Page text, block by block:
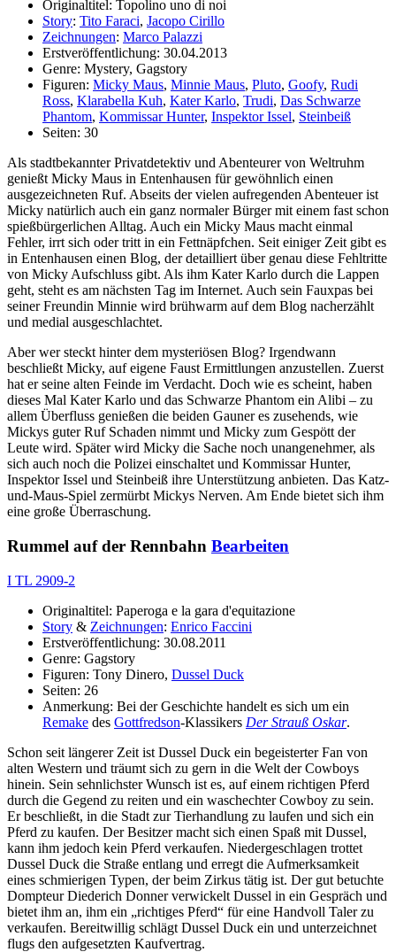
Originaltitel: Topolino uno di noi
Story: Tito Faraci, Jacopo Cirillo
Zeichnungen: Marco Palazzi
Erstveröffentlichung: 30.04.2013
Genre: Mystery, Gagstory
Figuren: Micky Maus, Minnie Maus, Pluto, Goofy, Rudi
Ross, Klarabella Kuh, Kater Karlo, Trudi, Das Schwarze
Phantom, Kommissar Hunter, Inspektor Issel, Steinbeiß
Seiten: 30
Als stadtbekannter Privatdetektiv und Abenteurer von Weltruhm
genießt Micky Maus in Entenhausen für gewöhnlich einen
ausgezeichneten Ruf. Abseits der vielen aufregenden Abenteuer ist
Micky natürlich auch ein ganz normaler Bürger mit einem fast schon
spießbürgerlichen Alltag. Auch ein Micky Maus macht einmal
Fehler, irrt sich oder tritt in ein Fettnäpfchen. Seit einiger Zeit gibt es
in Entenhausen einen Blog, der detailliert über genau diese Fehltritte
von Micky Aufschluss gibt. Als ihm Kater Karlo durch die Lappen
geht, steht es am nächsten Tag im Internet. Auch sein Fauxpas bei
seiner Freundin Minnie wird brühwarm auf dem Blog nacherzählt
und medial ausgeschlachtet.
Aber wer steckt hinter dem mysteriösen Blog? Irgendwann
beschließt Micky, auf eigene Faust Ermittlungen anzustellen. Zuerst
hat er seine alten Feinde im Verdacht. Doch wie es scheint, haben
dieses Mal Kater Karlo und das Schwarze Phantom ein Alibi – zu
allem Überfluss genießen die beiden Gauner es zusehends, wie
Mickys guter Ruf Schaden nimmt und Micky zum Gespött der
Leute wird. Später wird Micky die Sache noch unangenehmer, als
sich auch noch die Polizei einschaltet und Kommissar Hunter,
Inspektor Issel und Steinbeiß ihre Unterstützung anbieten. Das Katz-
und-Maus-Spiel zermürbt Mickys Nerven. Am Ende bietet sich ihm
eine große Überraschung.
Rummel auf der Rennbahn Bearbeiten
I TL 2909-2
Originaltitel: Paperoga e la gara d'equitazione
Story & Zeichnungen: Enrico Faccini
Erstveröffentlichung: 30.08.2011
Genre: Gagstory
Figuren: Tony Dinero, Dussel Duck
Seiten: 26
Anmerkung: Bei der Geschichte handelt es sich um ein
Remake des Gottfredson-Klassikers Der Strauß Oskar.
Schon seit längerer Zeit ist Dussel Duck ein begeisterter Fan von
alten Western und träumt sich zu gern in die Welt der Cowboys
hinein. Sein sehnlichster Wunsch ist es, auf einem richtigen Pferd
durch die Gegend zu reiten und ein waschechter Cowboy zu sein.
Er beschließt, in die Stadt zur Tierhandlung zu laufen und sich ein
Pferd zu kaufen. Der Besitzer macht sich einen Spaß mit Dussel,
kann ihm jedoch kein Pferd verkaufen. Niedergeschlagen trottet
Dussel Duck die Straße entlang und erregt die Aufmerksamkeit
eines schmierigen Typen, der beim Zirkus tätig ist. Der gut betuchte
Dompteur Diederich Donner verwickelt Dussel in ein Gespräch und
bietet ihm an, ihm ein „richtiges Pferd“ für eine Handvoll Taler zu
verkaufen. Bereitwillig schlägt Dussel Duck ein und unterzeichnet
flugs den aufgesetzten Kaufvertrag.